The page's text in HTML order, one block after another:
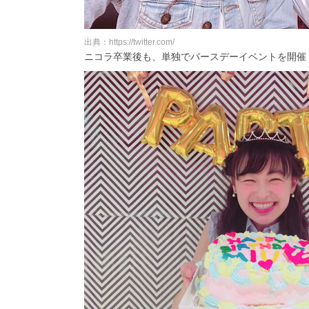
出典：https://twitter.com/
ニコラ卒業後も、単独でバースデーイベントを開催